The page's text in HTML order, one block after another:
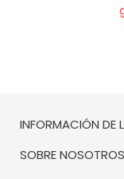
INFORMACIÓN DE
SOBRE NOSOTROS